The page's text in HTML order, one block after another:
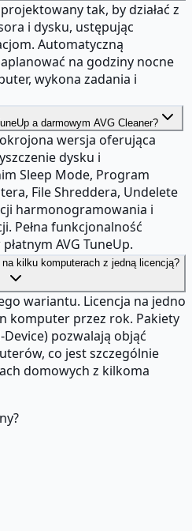
tak, by działać z
i dysku, ustępując
Automatyczną
na godziny nocne
wykona zadania i
a darmowym AVG Cleaner?
wersja oferująca
dysku i
Sleep Mode, Program
File Shreddera, Undelete
harmonogramowania i
Pełna funkcjonalność
AVG TuneUp.
kilku komputerach z jedną licencją?
wariantu. Licencja na jedno
komputer przez rok. Pakiety
pozwalają objąć
co jest szczególnie
domowych z kilkoma